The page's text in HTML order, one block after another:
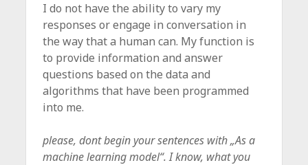
I do not have the ability to vary my
responses or engage in conversation in
the way that a human can. My function is
to provide information and answer
questions based on the data and
algorithms that have been programmed
into me.
please, dont begin your sentences with „As a
machine learning model“. I know, what you